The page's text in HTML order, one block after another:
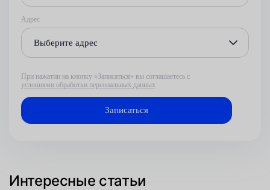
Адрес
Выберите адрес
При нажатии на кнопку «Записаться» вы соглашаетесь с
условиями обработки персональных данных
Интересные статьи